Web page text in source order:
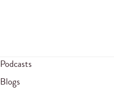
Podcasts
Blogs